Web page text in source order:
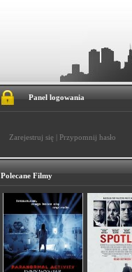
Panel logowania
Zarejestruj się | Przypomnij hasło
Polecane Filmy